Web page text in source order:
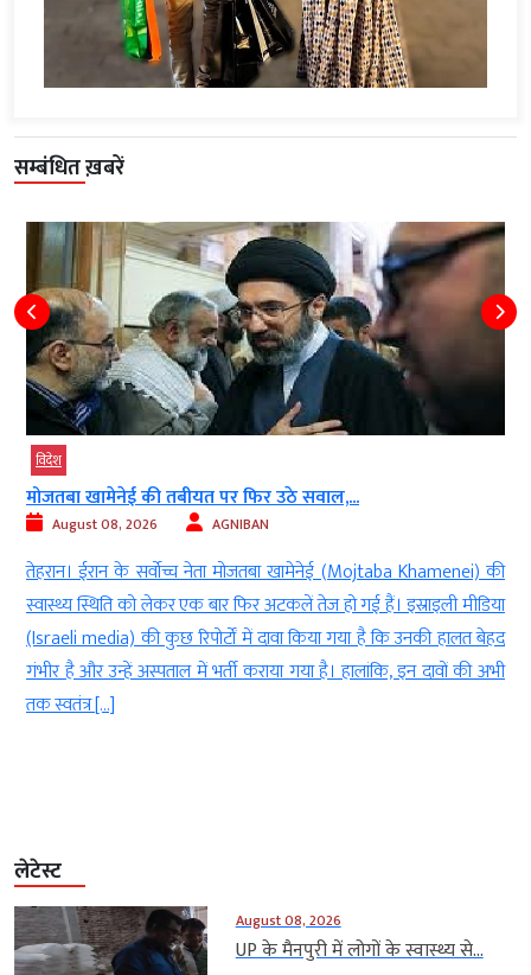
सम्बंधित ख़बरें
विदेश
मोजतबा खामेनेई की तबीयत पर फिर उठे सवाल,...
August 08, 2026 AGNIBAN
तेहरान। ईरान के सर्वोच्च नेता मोजतबा खामेनेई (Mojtaba Khamenei) की
स्वास्थ्य स्थिति को लेकर एक बार फिर अटकलें तेज हो गई हैं। इस्राइली मीडिया
(Israeli media) की कुछ रिपोर्टों में दावा किया गया है कि उनकी हालत बेहद
गंभीर है और उन्हें अस्पताल में भर्ती कराया गया है। हालांकि, इन दावों की अभी
तक स्वतंत्र […]
लेटेस्ट
August 08, 2026
UP के मैनपुरी में लोगों के स्वास्थ्य से...